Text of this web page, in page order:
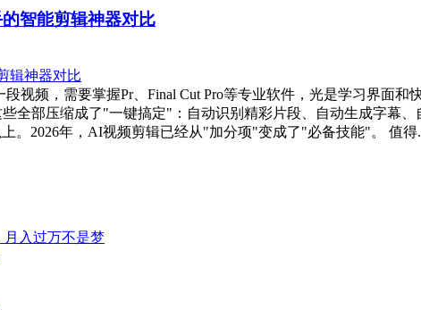
智能剪辑神器对比
视频，需要掌握Pr、Final Cut Pro等专业软件，光是学习界面
部压缩成了"一键搞定"：自动识别精彩片段、自动生成字幕
。2026年，AI视频剪辑已经从"加分项"变成了"必备技能"。 值得
入过万不是梦